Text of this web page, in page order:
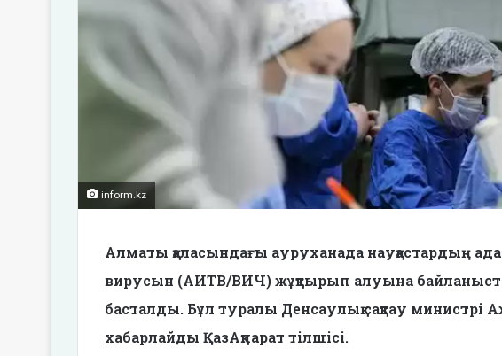
inform.kz
Алматы қаласындағы ауруханада науқастардың
вирусын (АИТВ/ВИЧ) жұқтырып алуына
басталды. Бұл туралы Денсаулық сақтау министрі
хабарлайды ҚазАқпарат тілшісі.